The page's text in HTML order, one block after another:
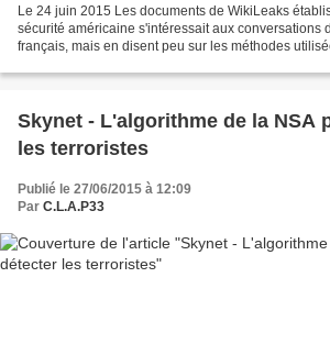
Le 24 juin 2015 Les documents de WikiLeaks
sécurité américaine s'intéressait aux conversations
français, mais en disent peu sur les méthodes
Skynet - L'algorithme de la NSA
les terroristes
Publié le 27/06/2015 à 12:09
Par C.L.A.P33